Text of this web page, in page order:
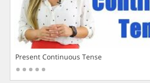
Present Continuous Tense